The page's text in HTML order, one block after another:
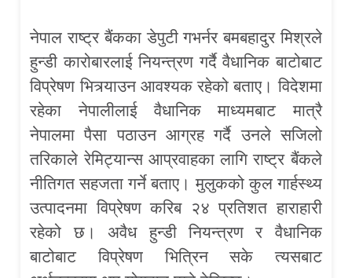
नेपाल राष्ट्र बैंकका डेपुटी गभर्नर बमबहादुर मिश्रले
हुन्डी कारोबारलाई नियन्त्रण गर्दै वैधानिक बाटोबाट
विप्रेषण भित्र्याउन आवश्यक रहेको बताए। विदेशमा
रहेका नेपालीलाई वैधानिक माध्यमबाट मात्रै
नेपालमा पैसा पठाउन आग्रह गर्दै उनले सजिलो
तरिकाले रेमिट्यान्स आप्रवाहका लागि राष्ट्र बैंकले
नीतिगत सहजता गर्ने बताए। मुलुकको कुल गार्हस्थ्य
उत्पादनमा विप्रेषण करिब २४ प्रतिशत हाराहारी
रहेको छ। अवैध हुन्डी नियन्त्रण र वैधानिक
बाटोबाट विप्रेषण भित्रिन सके त्यसबाट